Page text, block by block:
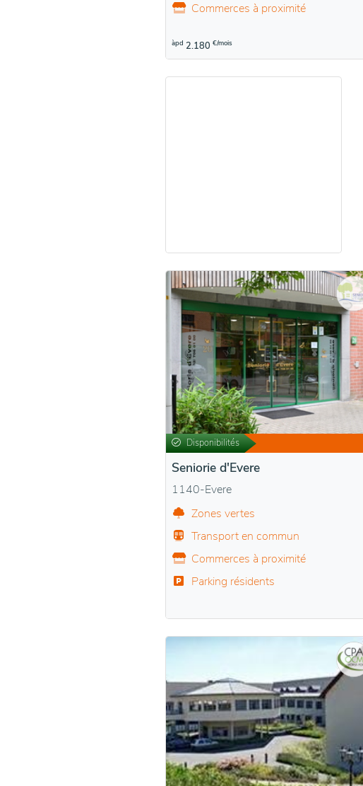
Commerces à proximité
àpd 2.180 €/mois
Disponibilités
Seniorie d'Evere
1140-Evere
Zones vertes
Transport en commun
Commerces à proximité
Parking résidents